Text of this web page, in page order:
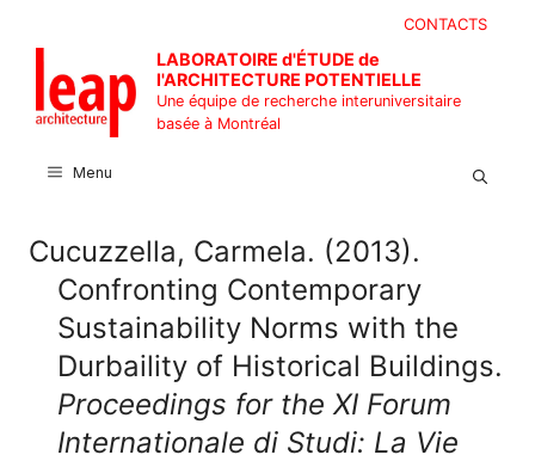
contenu
CONTACTS
LABORATOIRE d'ÉTUDE de
l'ARCHITECTURE POTENTIELLE
Une équipe de recherche interuniversitaire
basée à Montréal
Menu
Cucuzzella, Carmela. (2013).
Confronting Contemporary
Sustainability Norms with the
Durbaility of Historical Buildings.
Proceedings for the XI Forum
Internationale di Studi: La Vie